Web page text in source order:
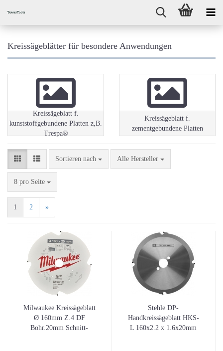
Kreissägeblätter für besondere Anwendungen
Kreissägeblatt f.
kunststoffgebundene Platten z,B.
Trespa®
Kreissägeblatt f.
zementgebundene Platten
Sortieren nach
Sortieren nach Alle Hersteller
8 pro Seite
pro Seite
1 2 »
Milwaukee Kreissägeblatt
Ø 160mm Z.4 DF
Bohr.20mm Schnitt-
Stehle DP-
Handkreissägeblatt HKS-
L 160x2.2 x 1.6x20mm